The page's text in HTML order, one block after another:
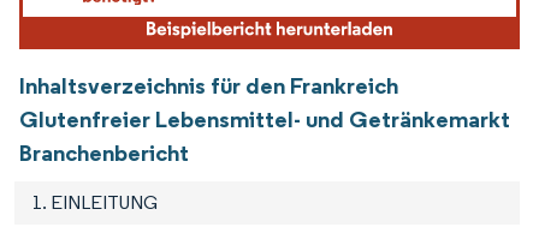
Inhaltsverzeichnis für den Frankreich
Glutenfreier Lebensmittel- und Getränkemarkt
Branchenbericht
1. EINLEITUNG